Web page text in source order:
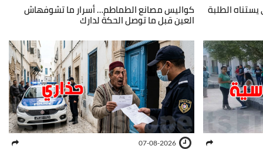
اللي يستناه الطلبة كواليس مصانع الطماطم… أسرار ما تشوفهاش
العين قبل ما توصل الحكة لدارك
07-08-2026